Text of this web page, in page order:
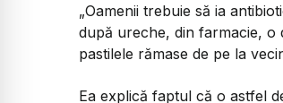
„Oamenii trebuie să ia
după ureche, din farmacie, o
pastilele rămase de pe la
Ea explică faptul că o astfel